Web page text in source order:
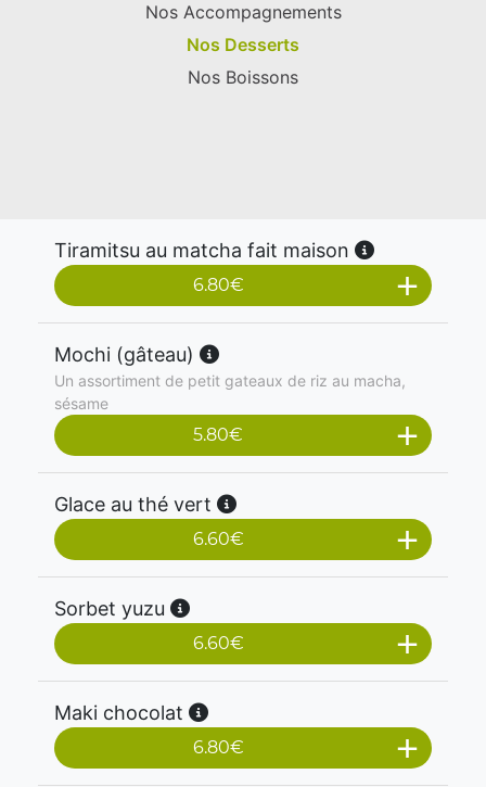
Nos Accompagnements
Nos Desserts
Nos Boissons
Tiramitsu au matcha fait maison
6.80€
Mochi (gâteau)
Un assortiment de petit gateaux de riz au macha,
sésame
5.80€
Glace au thé vert
6.60€
Sorbet yuzu
6.60€
Maki chocolat
6.80€